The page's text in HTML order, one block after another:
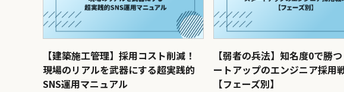
【建築施工管理】採用コスト削減！
現場のリアルを武器にする超実践的
SNS運用マニュアル
【弱者の兵法】知名度0で勝
ートアップのエンジニア採用
【フェーズ別】